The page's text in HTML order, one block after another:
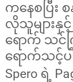
ကနေစပြီ
လိုသူများ
ရောက် သင်
ရောက်သင့်
Spero ရဲ့